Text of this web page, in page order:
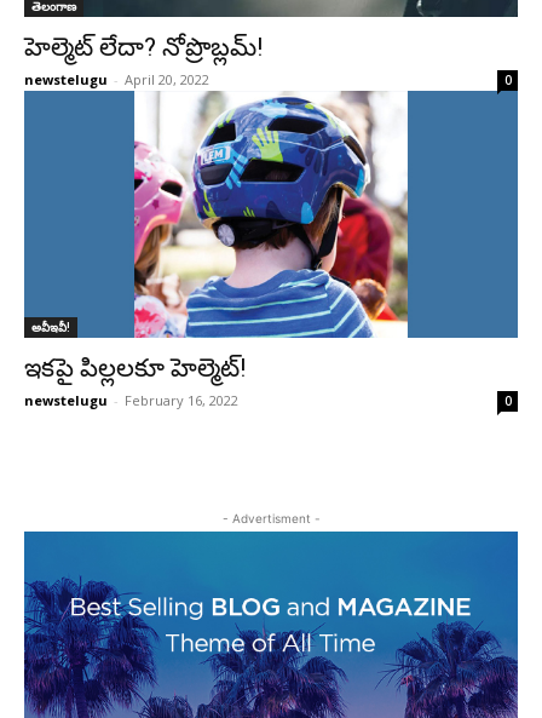
తెలంగాణ
హెల్మెట్‌ లేదా? నోప్రొబ్లమ్‌!
newstelugu - April 20, 2022 0
అవీఇవీ!
ఇకపై పిల్లలకూ హెల్మెట్‌!
newstelugu - February 16, 2022 0
- Advertisment -